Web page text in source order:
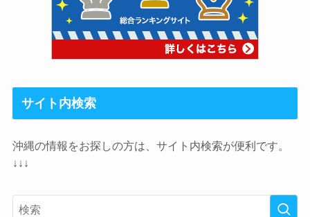
サイト内検索
沖縄の情報をお探しの方は、サイト内検索が便利です。
↓↓↓